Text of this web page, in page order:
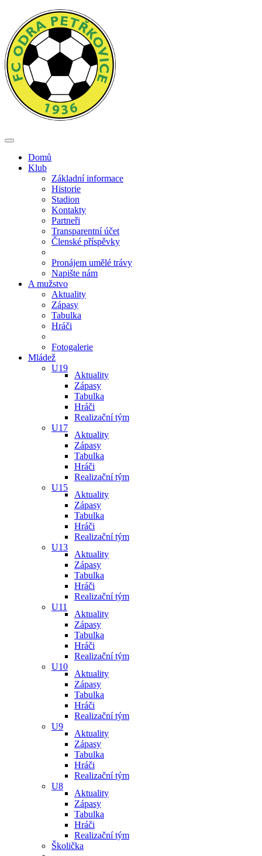
hlavnímu
obsahu
Toggle
navigationDomů
Klub
Základní informace
Historie
Stadion
Kontakty
Partneři
Transparentní účet
Členské příspěvky
Pronájem umělé trávy
Napište nám
A mužstvo
Aktuality
Zápasy
Tabulka
Hráči
Fotogalerie
Mládež
U19
Aktuality
Zápasy
Tabulka
Hráči
Realizační tým
U17
Aktuality
Zápasy
Tabulka
Hráči
Realizační tým
U15
Aktuality
Zápasy
Tabulka
Hráči
Realizační tým
U13
Aktuality
Zápasy
Tabulka
Hráči
Realizační tým
U11
Aktuality
Zápasy
Tabulka
Hráči
Realizační tým
U10
Aktuality
Zápasy
Tabulka
Hráči
Realizační tým
U9
Aktuality
Zápasy
Tabulka
Hráči
Realizační tým
U8
Aktuality
Zápasy
Tabulka
Hráči
Realizační tým
Školička